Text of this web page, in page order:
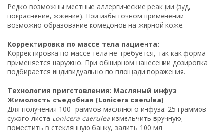
Редко возможны местные аллергические реакции (зуд,
покраснение, жжение). При избыточном применении
возможно образование комедонов на жирной коже.
Корректировка по массе тела пациента:
Корректировка по массе тела не требуется, так как форма
применяется наружно. При обширном нанесении дозировка
подбирается индивидуально по площади поражения.
Технология приготовления: Масляный инфуз
Жимолость съедобная (Lonicera caerulea)
Для получения 100 граммов масляного инфуза: 25 граммов
сухого листа Lonicera caerulea измельчить вручную,
поместить в стеклянную банку, залить 100 мл